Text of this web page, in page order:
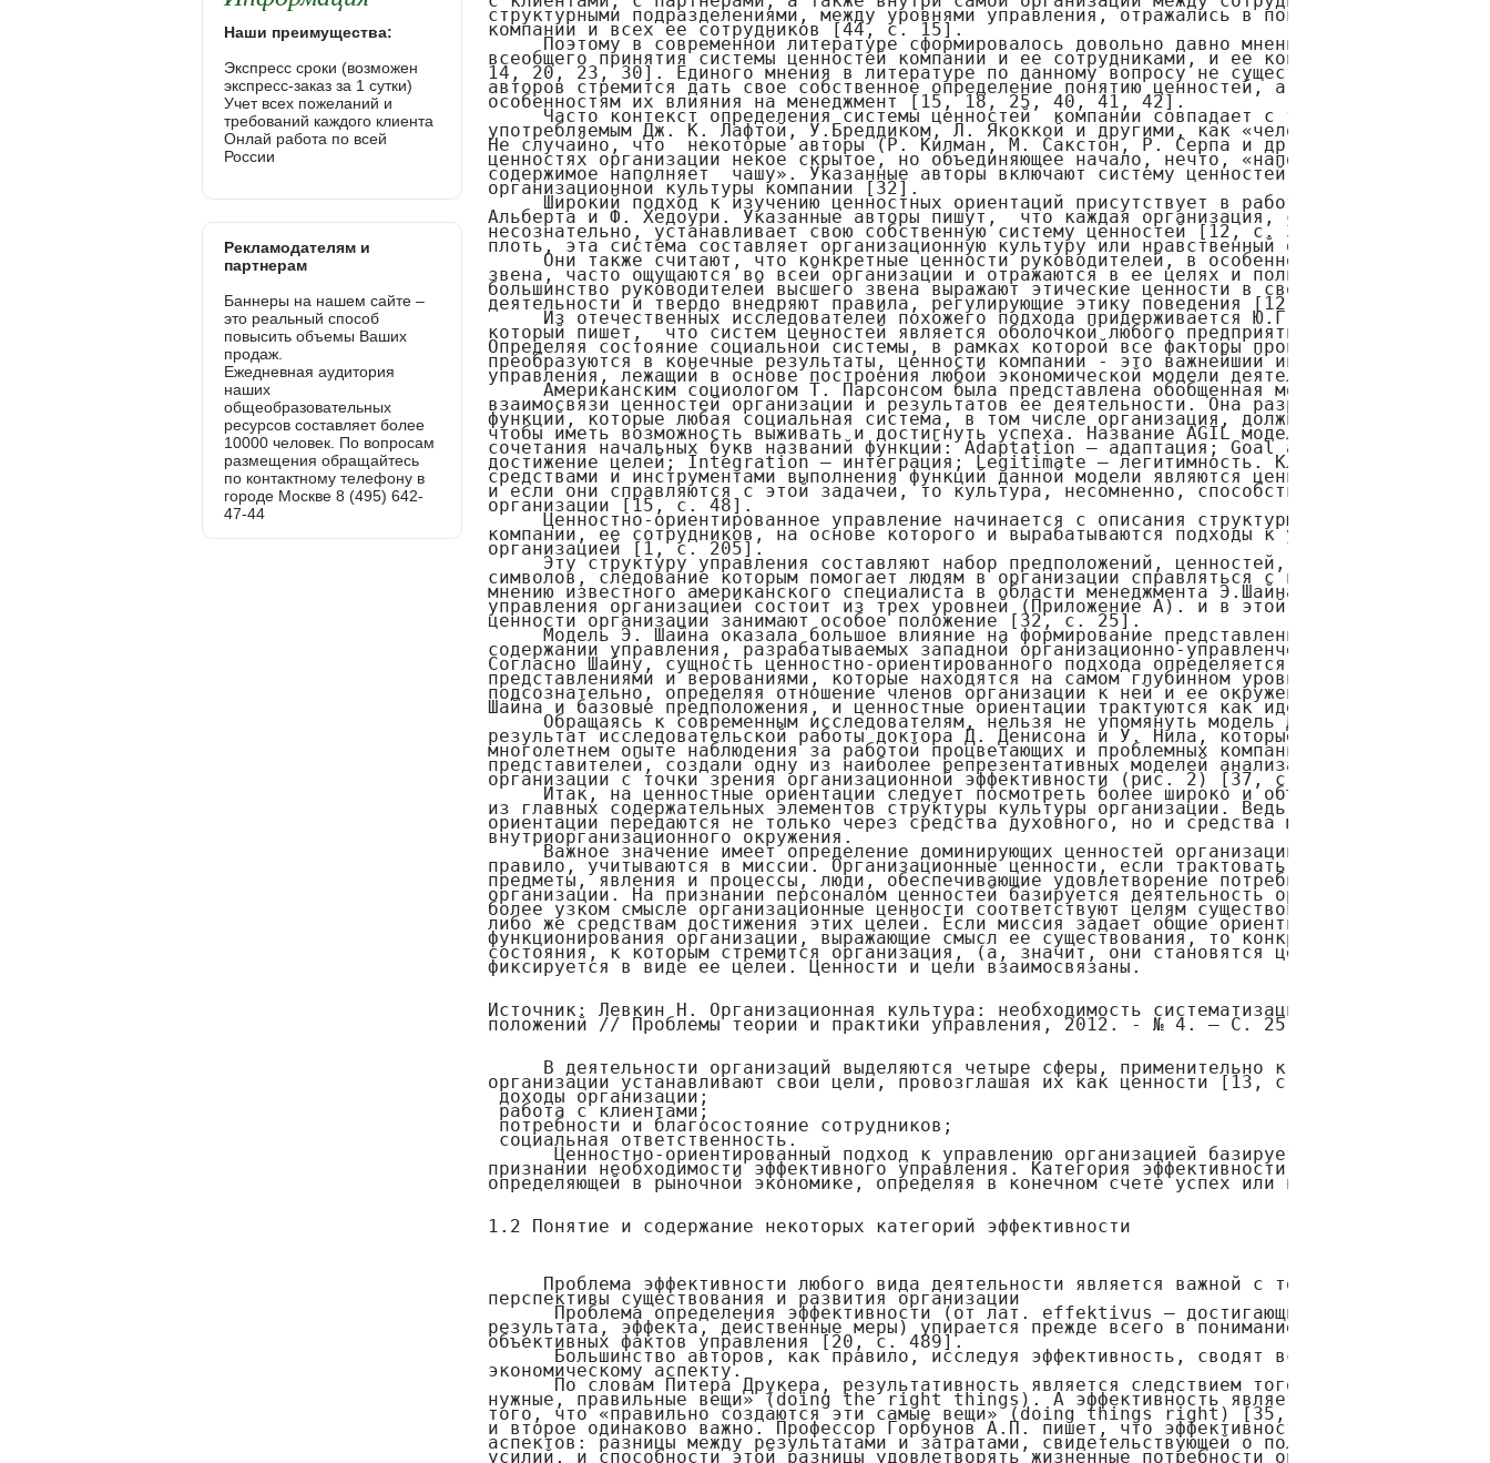
Наши преимущества:
Экспресс сроки (возможен
экспресс-заказ за 1 сутки)
Учет всех пожеланий и
требований каждого клиента
Онлай работа по всей
России
Рекламодателям и
партнерам
Баннеры на нашем сайте –
это реальный способ
повысить объемы Ваших
продаж.
Ежедневная аудитория
наших
общеобразовательных
ресурсов составляет более
10000 человек. По вопросам
размещения обращайтесь
по контактному телефону в
городе Москве 8 (495) 642-
47-44